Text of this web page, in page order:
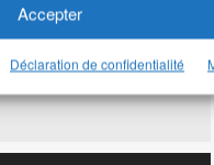
Accepter
Déclaration de confidentialité